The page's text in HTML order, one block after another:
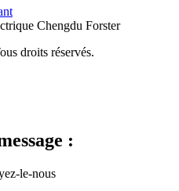
droits réservés.
:
le-nous